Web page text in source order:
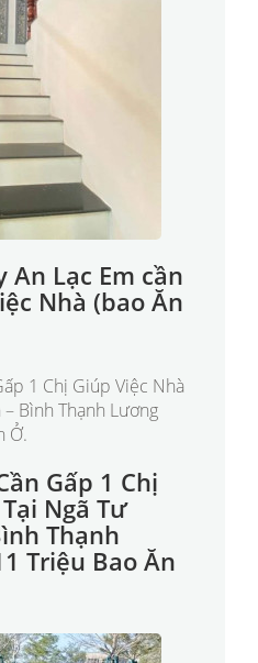
An Lạc Em cần
Nhà (bao Ăn
Gấp 1 Chị
Ngã Tư
Thạnh
Triệu Bao Ăn